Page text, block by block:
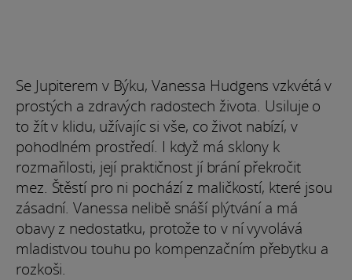
Se Jupiterem v Býku, Vanessa Hudgens vzkvétá v
prostých a zdravých radostech života. Usiluje o
to žít v klidu, užívajíc si vše, co život nabízí, v
pohodlném prostředí. I když má sklony k
rozmařilosti, její praktičnost jí brání překročit
mez. Štěstí pro ni pochází z maličkostí, které jsou
zásadní. Vanessa nelibě snáší plýtvání a má
obavy z nedostatku, protože to v ní vyvolává
mladistvou touhu po kompenzačním přebytku a
rozkoši.